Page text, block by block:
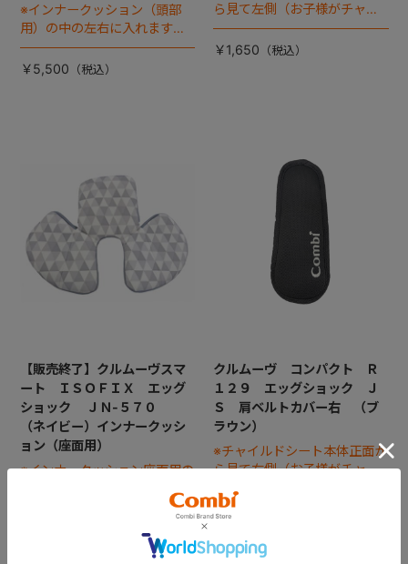
※インナークッション（頭部
用）の中の左右に入れます
『サイドウレタン』は別売り
です
￥5,500
ら見て左側（お子様がチャイ
ルドシートに座った状態で右
手側となります）
￥1,650
【販売終了】クルムーヴスマ
ート ＩＳＯＦＩＸ エッグ
ショック ＪＮ-５７０
（ネイビー）インナークッシ
ョン（座面用）
※インナークッション座面用の
クルムーヴ コンパクト Ｒ
１２９ エッグショック Ｊ
Ｓ 肩ベルトカバー右 （ブ
ラウン）
※チャイルドシート本体正面か
ら見て右側（お子様がチャイ
手側となります）
￥1,650